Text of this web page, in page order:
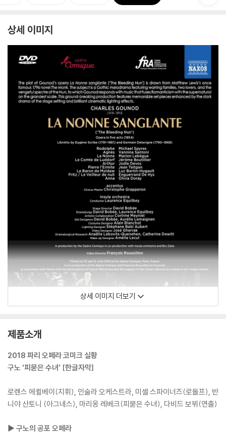
상세 이미지
상세 이미지 더보기
제품소개
2018 파리 오페라 코미크 실황
구노 ‘피묻은 수녀’ [한글자막]
로렌스 에퀼베이(지휘), 인술라 오케스트라, 미셸 스파이너즈(로돌프), 반
니야 산토니 (아그네스), 마리옹 레베크(피묻은 수녀), 다비드 보뷔(연출)
▶ 구노의 공포 오페라